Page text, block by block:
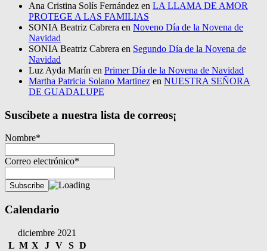
Ana Cristina Solís Fernández en LA LLAMA DE AMOR
PROTEGE A LAS FAMILIAS
SONIA Beatriz Cabrera en Noveno Día de la Novena de
Navidad
SONIA Beatriz Cabrera en Segundo Día de la Novena de
Navidad
Luz Ayda Marín en Primer Día de la Novena de Navidad
Martha Patricia Solano Martinez en NUESTRA SEÑORA
DE GUADALUPE
Suscibete a nuestra lista de correos¡
Nombre*
Correo electrónico*
Calendario
diciembre 2021
L M X J V S D